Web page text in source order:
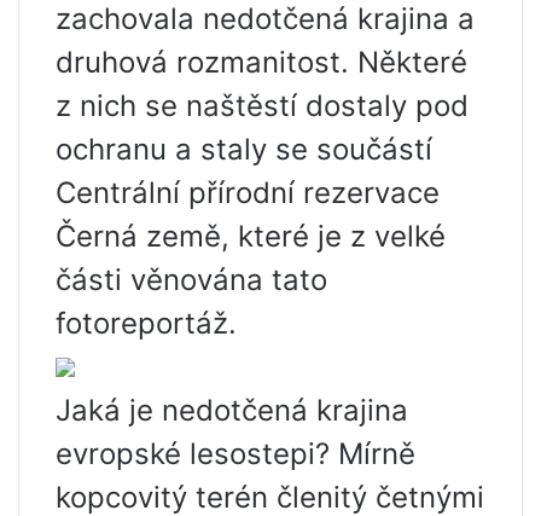
zachovala nedotčená krajina a
druhová rozmanitost. Některé
z nich se naštěstí dostaly pod
ochranu a staly se součástí
Centrální přírodní rezervace
Černá země, které je z velké
části věnována tato
fotoreportáž.
Jaká je nedotčená krajina
evropské lesostepi? Mírně
kopcovitý terén členitý četnými